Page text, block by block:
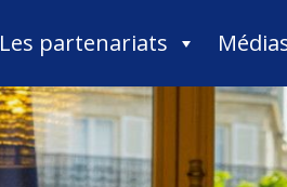
Les partenariats